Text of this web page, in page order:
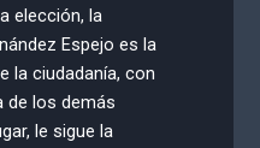
elección, la
Espejo es la
la ciudadanía, con
de los demás
le sigue la